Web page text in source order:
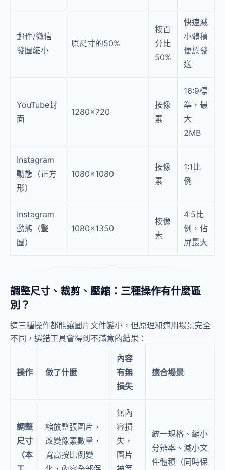
郵件/微信
發圖縮小
原尺寸的50%
按百
分比
50%
快速減
小體積
便於發
送
YouTube封
面
1280×720
按像
素
16:9標
準，最
大
2MB
Instagram
動態（正方
形）
1080×1080
按像
素
1:1比
例
Instagram
動態（豎
圖）
1080×1350
按像
素
4:5比
例，佔
屏最大
調整尺寸、裁剪、壓縮：三種操作有什麼區
別？
這三種操作都能讓圖片文件變小，但原理和適用場景完全
不同，選錯工具會得到不滿意的結果：
操作 做了什麼
內容
有無
損失
適合場景
調整
尺寸
（本
縮放整張圖片，
改變像素數量，
寬高按比例變
無內
容損
失，
圖片
統一規格、縮小
分辨率、減小文
件體積（同時保